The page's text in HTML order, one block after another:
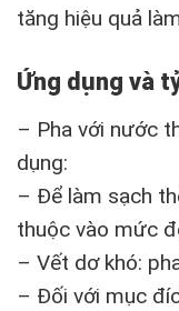
tăng hiệu quả
Ứng dụng và
– Pha với nước
dụng:
– Để làm sạch
thuộc vào mức
– Vết dơ khó:
– Đối với mục